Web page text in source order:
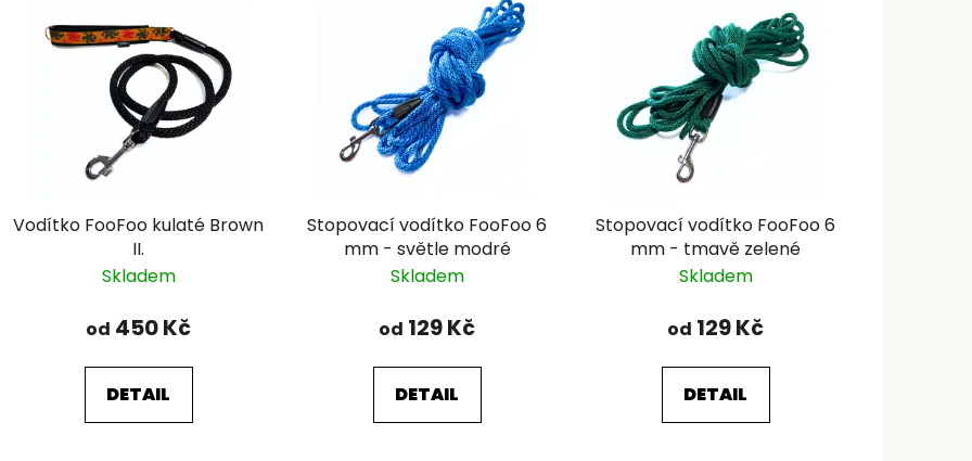
Vodítko FooFoo kulaté Brown
II.
Skladem
od 450 Kč
DETAIL
Stopovací vodítko FooFoo 6
mm - světle modré
Skladem
od 129 Kč
DETAIL
Stopovací vodítko FooFoo 6
mm - tmavě zelené
Skladem
od 129 Kč
DETAIL